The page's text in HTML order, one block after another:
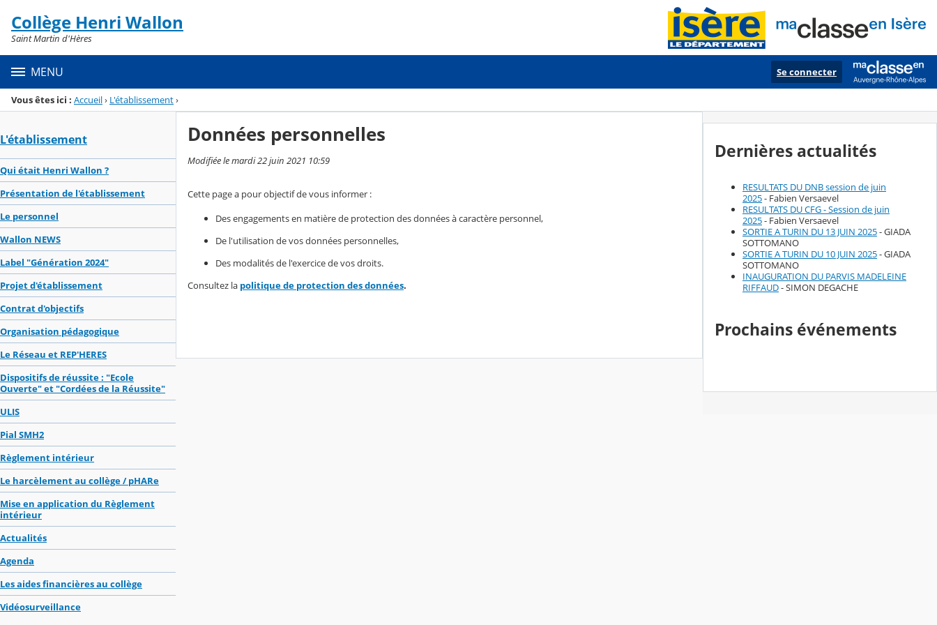
Menu de la rubrique
Contenu
Collège Henri Wallon
Saint Martin d'Hères
MENU Se connecter
Vous êtes ici : Accueil› L'établissement›
L'établissement
Qui était Henri Wallon ?
Présentation de l'établissement
Le personnel
Wallon NEWS
Label "Génération 2024"
Projet d'établissement
Contrat d'objectifs
Organisation pédagogique
Le Réseau et REP'HERES
Dispositifs de réussite : "Ecole
Ouverte" et "Cordées de la Réussite"
ULIS
Pial SMH2
Règlement intérieur
Le harcèlement au collège / pHARe
Mise en application du Règlement
intérieur
Actualités
Agenda
Les aides financières au collège
Vidéosurveillance
Données personnelles
Modifiée le mardi 22 juin 2021 10:59
Cette page a pour objectif de vous informer :
Des engagements en matière de protection des données à caractère personnel,
De l'utilisation de vos données personnelles,
Des modalités de l'exercice de vos droits.
Consultez la politique de protection des données.
Dernières actualités
RESULTATS DU DNB session de juin
2025- Fabien Versaevel
RESULTATS DU CFG - Session de juin
2025- Fabien Versaevel
SORTIE A TURIN DU 13 JUIN 2025- GIADA
SOTTOMANO
SORTIE A TURIN DU 10 JUIN 2025- GIADA
SOTTOMANO
INAUGURATION DU PARVIS MADELEINE
RIFFAUD- SIMON DEGACHE
Prochains événements